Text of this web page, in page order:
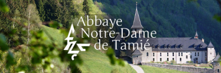
Aller
au
contenu.
|
Aller
à
la
navigation
Outils
personnels
Chercher par
Recherche
avancée…